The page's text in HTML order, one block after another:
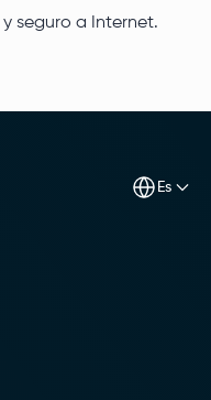
seguro a Internet.
es